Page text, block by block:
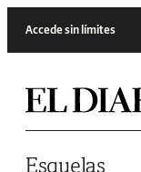
Accede sin límites
Esquelas